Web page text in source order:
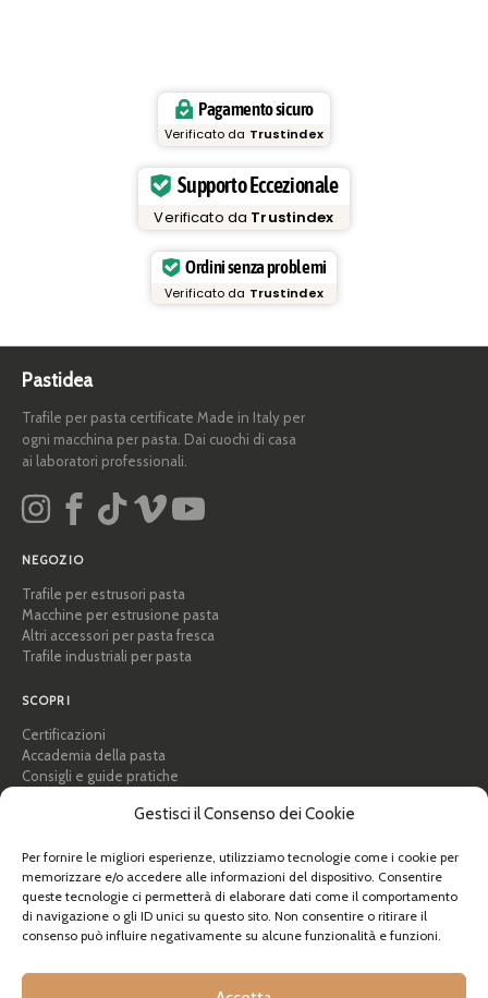
Gestisci il Consenso dei Cookie
Per fornire le migliori esperienze, utilizziamo tecnologie come i cookie per
memorizzare e/o accedere alle informazioni del dispositivo. Consentire
queste tecnologie ci permetterà di elaborare dati come il comportamento
di navigazione o gli ID unici su questo sito. Non consentire o ritirare il
consenso può influire negativamente su alcune funzionalità e funzioni.
Pagamento sicuro
Verificato da Trustindex
Supporto Eccezionale
Verificato da Trustindex
Ordini senza problemi
Verificato da Trustindex
Pastidea
Trafile per pasta certificate Made in Italy per
ogni macchina per pasta. Dai cuochi di casa
ai laboratori professionali.
NEGOZIO
Trafile per estrusori pasta
Macchine per estrusione pasta
Altri accessori per pasta fresca
Trafile industriali per pasta
SCOPRI
Certificazioni
Accademia della pasta
Consigli e guide pratiche
Professionisti e B2B
AIUTO
FAQ e supporto
Contattaci
Info spedizioni